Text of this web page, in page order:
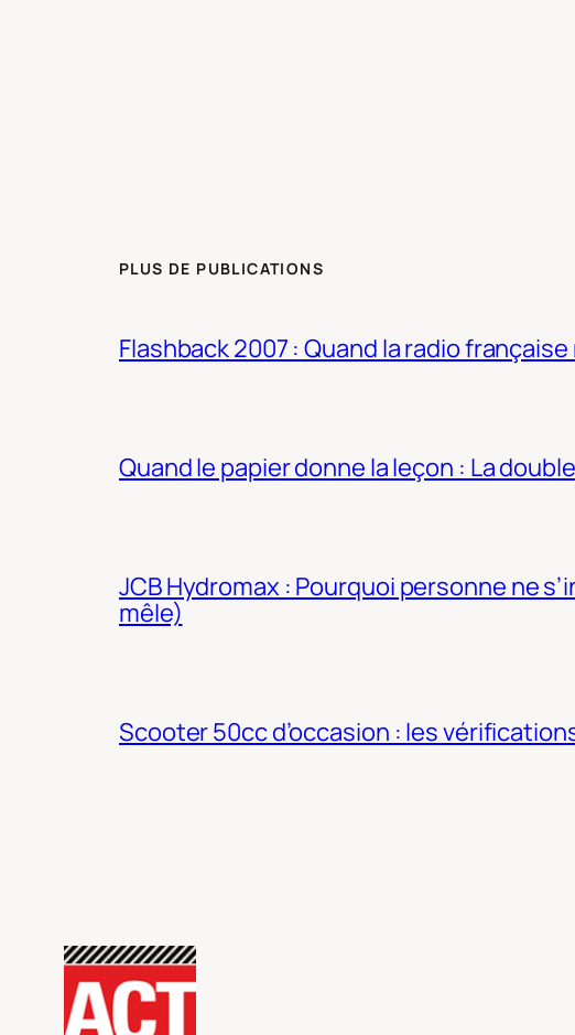
PLUS DE PUBLICATIONS
Flashback 2007 : Quand la radio
Quand le papier donne la leçon : La
JCB Hydromax : Pourquoi personne ne
mêle)
Scooter 50cc d’occasion : les